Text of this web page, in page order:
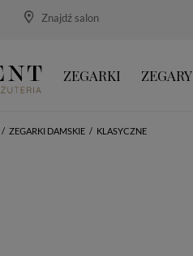
Znajdź salon
ZEGARKI ZEGARY
/ ZEGARKI DAMSKIE / KLASYCZNE